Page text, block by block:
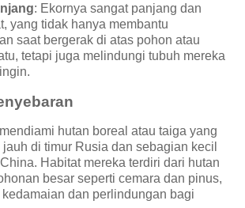
: Ekornya sangat panjang dan
yang tidak hanya membantu
saat bergerak di atas pohon atau
tetapi juga melindungi tubuh mereka
hutan boreal atau taiga yang
di timur Rusia dan sebagian kecil
Habitat mereka terdiri dari hutan
besar seperti cemara dan pinus,
dan perlindungan bagi